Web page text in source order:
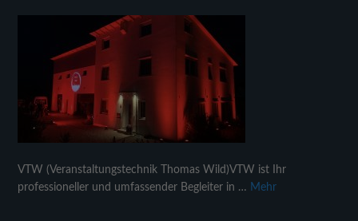
VTW (Veranstaltungstechnik Thomas Wild)VTW ist Ihr
professioneller und umfassender Begleiter in … Mehr